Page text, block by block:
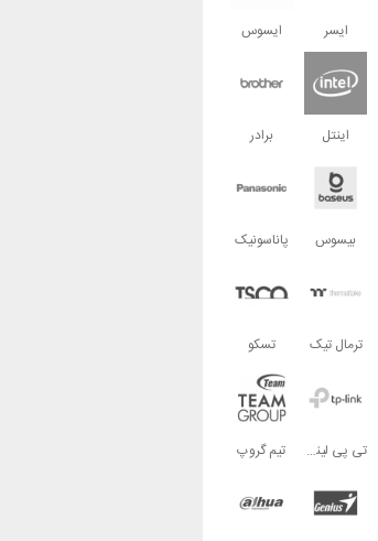
ایسر ایسوس
اینتل برادر
بیسوس پاناسونیک
ترمال تیک تسکو
تی پی لینک تیم گروپ